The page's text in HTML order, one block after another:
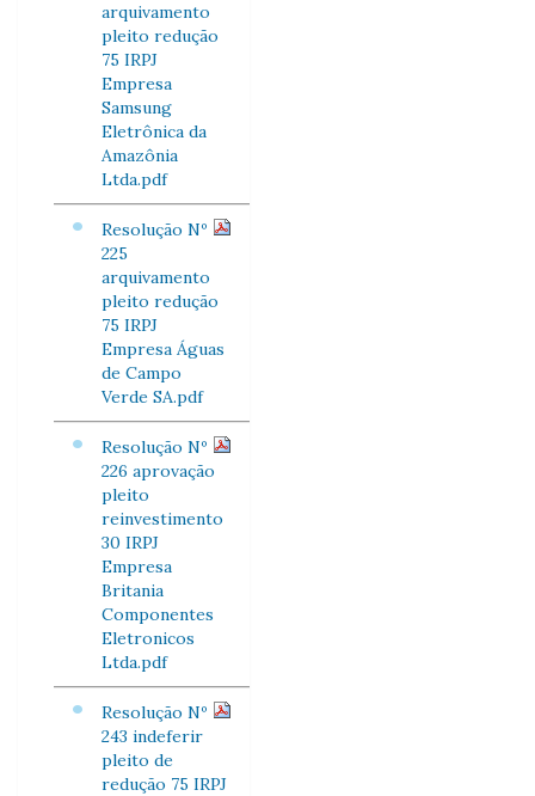
arquivamento
pleito redução
75 IRPJ
Empresa
Samsung
Eletrônica da
Amazônia
Ltda.pdf
Resolução Nº
225
arquivamento
pleito redução
75 IRPJ
Empresa Águas
de Campo
Verde SA.pdf
Resolução Nº
226 aprovação
pleito
reinvestimento
30 IRPJ
Empresa
Britania
Componentes
Eletronicos
Ltda.pdf
Resolução Nº
243 indeferir
pleito de
redução 75 IRPJ